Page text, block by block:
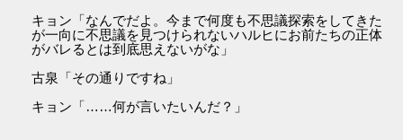
キョン「なんでだよ。今まで何度も不思議探索をしてきた
が一向に不思議を見つけられないハルヒにお前たちの正体
がバレるとは到底思えないがな」
古泉「その通りですね」
キョン「……何が言いたいんだ？」